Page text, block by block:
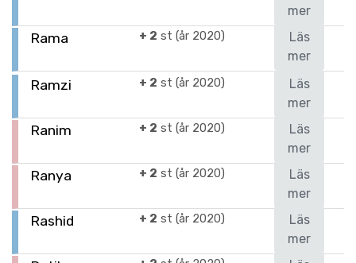
mer
Rama + 2 st (år 2020)
Läs
mer
Ramzi + 2 st (år 2020)
Läs
mer
Ranim + 2 st (år 2020)
Läs
mer
Ranya + 2 st (år 2020)
Läs
mer
Rashid + 2 st (år 2020)
Läs
mer